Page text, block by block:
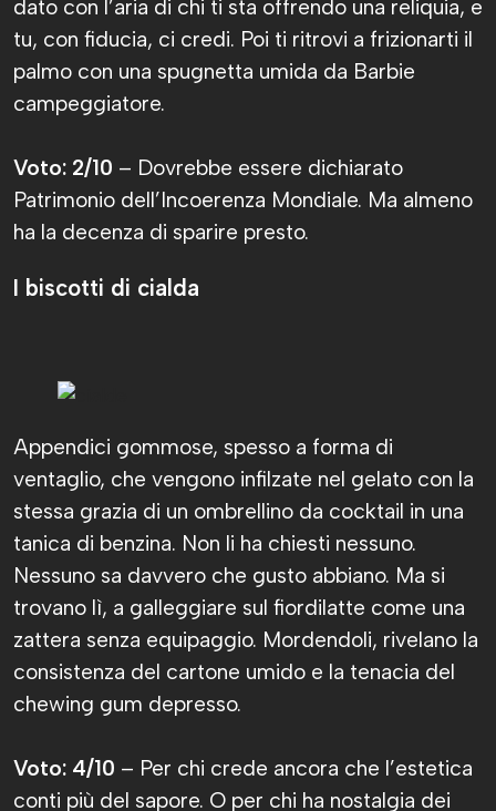
dato con l’aria di chi ti sta offrendo una reliquia, e
tu, con fiducia, ci credi. Poi ti ritrovi a frizionarti il
palmo con una spugnetta umida da Barbie
campeggiatore.
Voto: 2/10 – Dovrebbe essere dichiarato
Patrimonio dell’Incoerenza Mondiale. Ma almeno
ha la decenza di sparire presto.
I biscotti di cialda
Appendici gommose, spesso a forma di
ventaglio, che vengono infilzate nel gelato con la
stessa grazia di un ombrellino da cocktail in una
tanica di benzina. Non li ha chiesti nessuno.
Nessuno sa davvero che gusto abbiano. Ma si
trovano lì, a galleggiare sul fiordilatte come una
zattera senza equipaggio. Mordendoli, rivelano la
consistenza del cartone umido e la tenacia del
chewing gum depresso.
Voto: 4/10 – Per chi crede ancora che l’estetica
conti più del sapore. O per chi ha nostalgia dei